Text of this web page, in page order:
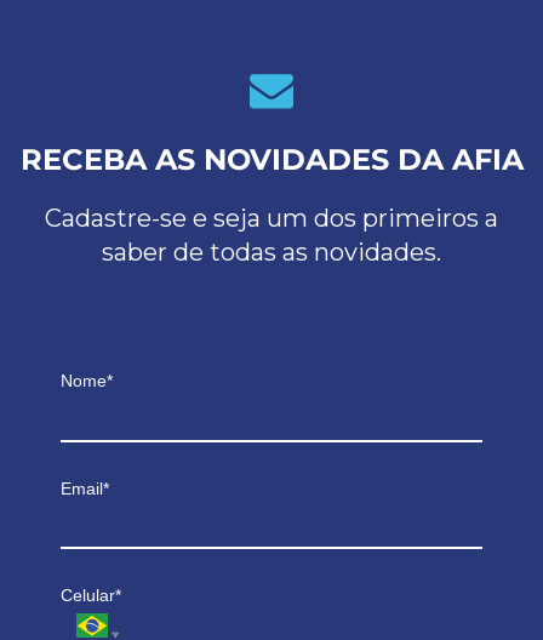
RECEBA AS NOVIDADES DA AFIA
Cadastre-se e seja um dos primeiros a
saber de todas as novidades.
Nome*
Email*
Celular*